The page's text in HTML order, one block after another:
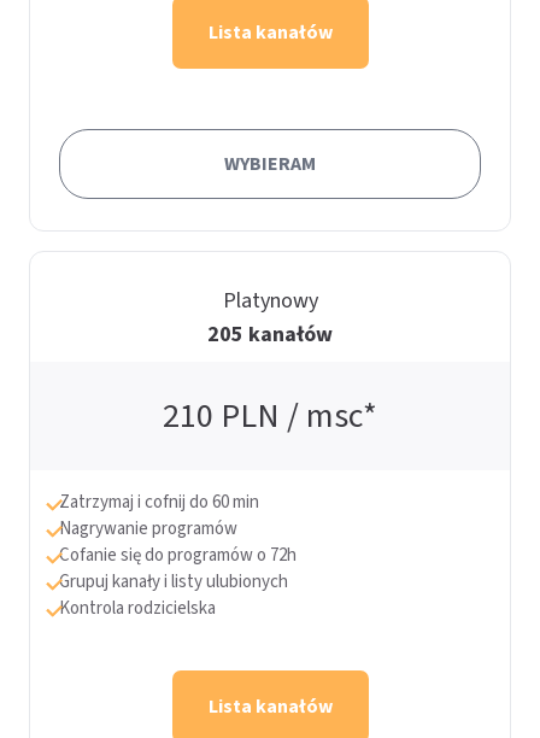
Lista kanałów
WYBIERAM
Platynowy
205 kanałów
210 PLN / msc*
Zatrzymaj i cofnij do 60 min
Nagrywanie programów
Cofanie się do programów o 72h
Grupuj kanały i listy ulubionych
Kontrola rodzicielska
Lista kanałów